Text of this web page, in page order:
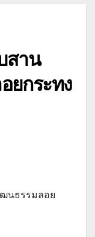
สาน
ยกระทง
ฒนธรรมลอย